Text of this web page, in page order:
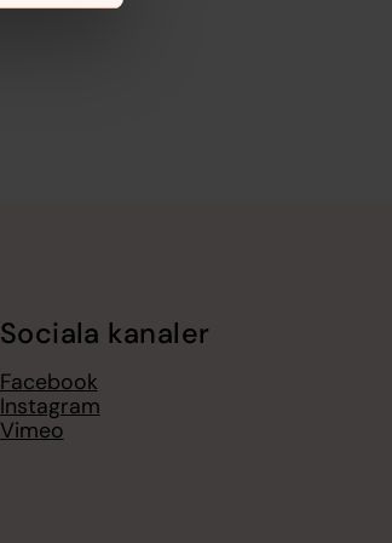
Sociala kanaler
Facebook
Instagram
Vimeo